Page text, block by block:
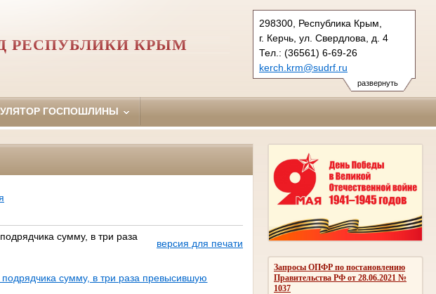
развернуть
298300, Республика Крым,
г. Керчь, ул. Свердлова, д. 4
Тел.: (36561) 6-69-26
kerch.krm@sudrf.ru
РЕСПУБЛИКИ КРЫМ
ГОСПОШЛИНЫ
Запросы ОПФР по постановлению
Правительства РФ от 28.06.2021 №
1037
сумму, в три раза
версия для печати
подрядчика сумму, в три раза превысившую